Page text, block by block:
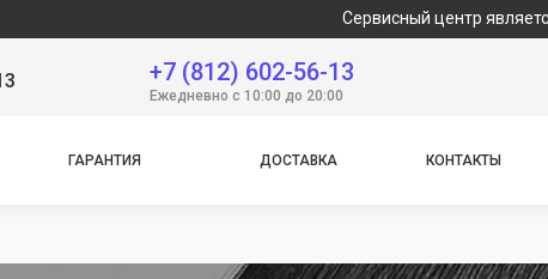
Сервисный центр является
+7 (812) 602-56-13
Ежедневно с 10:00 до 20:00
ГАРАНТИЯ ДОСТАВКА КОНТАКТЫ